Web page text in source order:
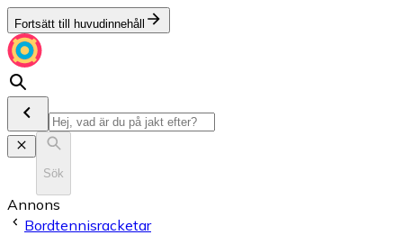
Fortsätt till huvudinnehåll
Sök
Annons
Bordtennisracketar